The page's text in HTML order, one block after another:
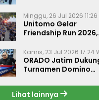
Sahkan Anggota
Minggu, 26 Jul 2026 11:26
Unitomo Gelar
Friendship Run 2026,
Sehat di Surabaya
Kamis, 23 Jul 2026 17:24
ORADO Jatim
Turnamen Domino
2026 di Surabaya
Lihat lainnya